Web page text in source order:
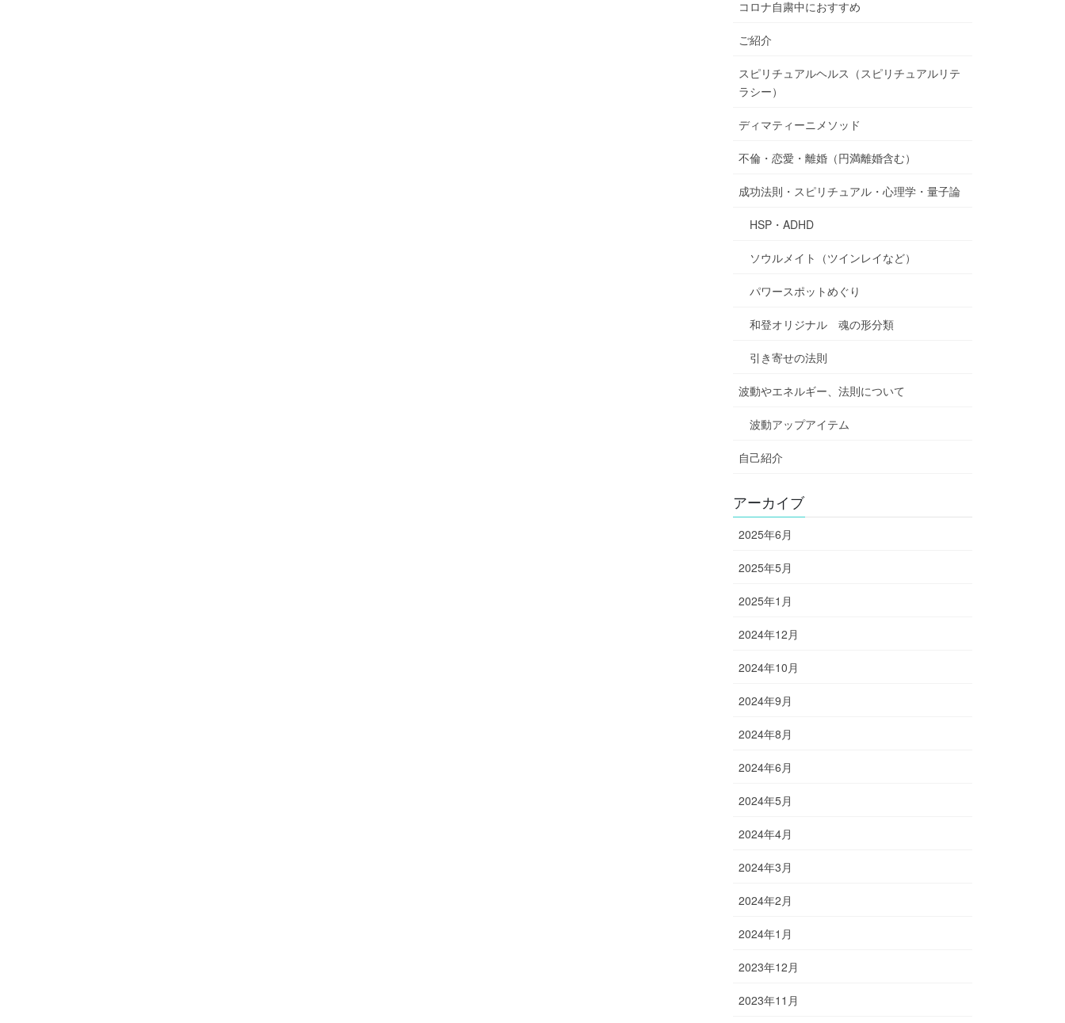
コロナ自粛中におすすめ
ご紹介
スピリチュアルヘルス（スピリチュアルリテ
ラシー）
ディマティーニメソッド
不倫・恋愛・離婚（円満離婚含む）
成功法則・スピリチュアル・心理学・量子論
HSP・ADHD
ソウルメイト（ツインレイなど）
パワースポットめぐり
和登オリジナル 魂の形分類
引き寄せの法則
波動やエネルギー、法則について
波動アップアイテム
自己紹介
アーカイブ
2025年6月
2025年5月
2025年1月
2024年12月
2024年10月
2024年9月
2024年8月
2024年6月
2024年5月
2024年4月
2024年3月
2024年2月
2024年1月
2023年12月
2023年11月